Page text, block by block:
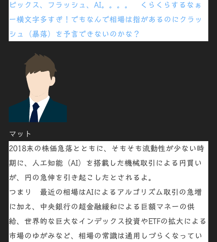
ビックス、フラッシュ、AI。。。。 くらくらするなぁ
ー横文字多すぎ！でもなんで相場は指があるのにクラッ
シュ（暴落）を予言できないのかな？
マット
2018末の株価急落とともに、そもそも流動性が少ない時
期に、人工知能（AI）を搭載した機械取引による円買い
が、円の急伸を引き起こしたとされるよ。
つまり 最近の相場はAIによるアルゴリズム取引 の 急増
に加え、中央銀行の超金融緩和による巨 額マネーの供
給、世界的な 巨大なインデックス投資やETFの拡大による
市場のゆがみなど、相場の常識は通用しづらくなってい